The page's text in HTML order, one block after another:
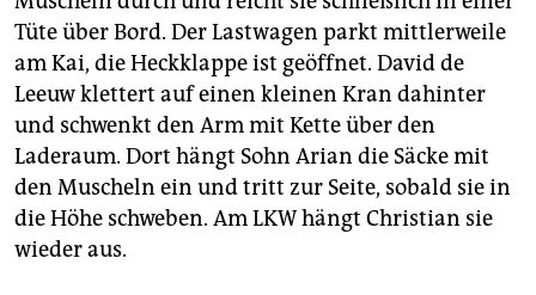
Tüte über Bord. Der Lastwagen parkt mittlerweile
am Kai, die Heckklappe ist geöffnet. David de
Leeuw klettert auf einen kleinen Kran dahinter
und schwenkt den Arm mit Kette über den
Laderaum. Dort hängt Sohn Arian die Säcke mit
den Muscheln ein und tritt zur Seite, sobald sie in
die Höhe schweben. Am LKW hängt Christian sie
wieder aus.